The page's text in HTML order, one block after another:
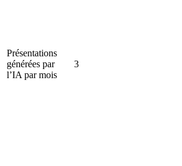
Présentations
générées par
l’IA par mois
3